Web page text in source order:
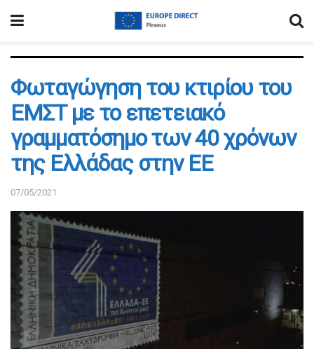
Φωταγώγηση του κτιρίου του
ΕΜΣΤ με το επετειακό
γραμματόσημο των 40 χρόνων
της Ελλάδας στην ΕΕ
07/05/2021